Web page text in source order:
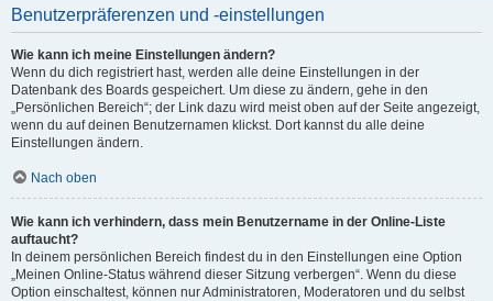
Benutzerpräferenzen und -einstellungen
Wie kann ich meine Einstellungen ändern?
Wenn du dich registriert hast, werden alle deine Einstellungen in der
Datenbank des Boards gespeichert. Um diese zu ändern, gehe in den
„Persönlichen Bereich“; der Link dazu wird meist oben auf der Seite angezeigt,
wenn du auf deinen Benutzernamen klickst. Dort kannst du alle deine
Einstellungen ändern.
Nach oben
Wie kann ich verhindern, dass mein Benutzername in der Online-Liste
auftaucht?
In deinem persönlichen Bereich findest du in den Einstellungen eine Option
„Meinen Online-Status während dieser Sitzung verbergen“. Wenn du diese
Option einschaltest, können nur Administratoren, Moderatoren und du selbst